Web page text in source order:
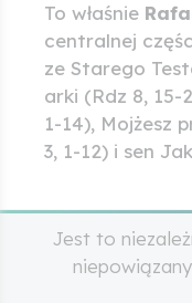
To właśnie
centralnej
ze Starego
arki (Rdz 8,
1-14), Mojżesz
3, 1-12) i sen
Jest to